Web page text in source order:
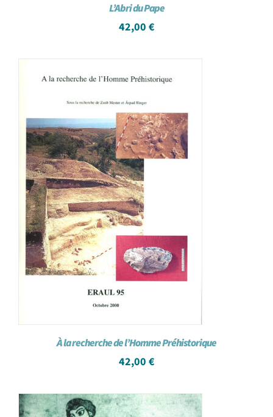
L’Abri du Pape
42,00 €
À la recherche de l’Homme Préhistorique
42,00 €